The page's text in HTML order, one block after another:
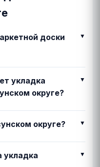
доски
укладка
округе?
округе?
укладка